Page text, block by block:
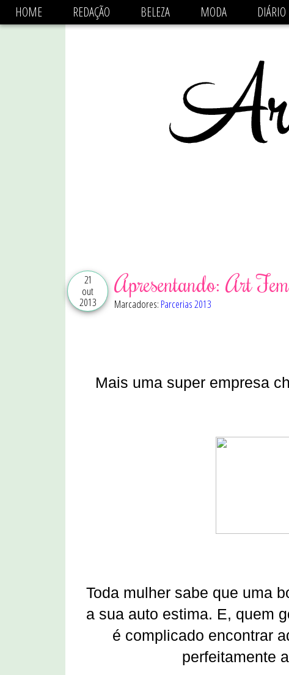
async='async' data-ad-client='ca-pub-
HOME REDAÇÃO BELEZA MODA
21
out
2013
Apresentando: Art
Marcadores: Parcerias 2013
Mais uma super empresa
Toda mulher sabe que uma
a sua auto estima. E, quem
é complicado encontrar
perfeitamente